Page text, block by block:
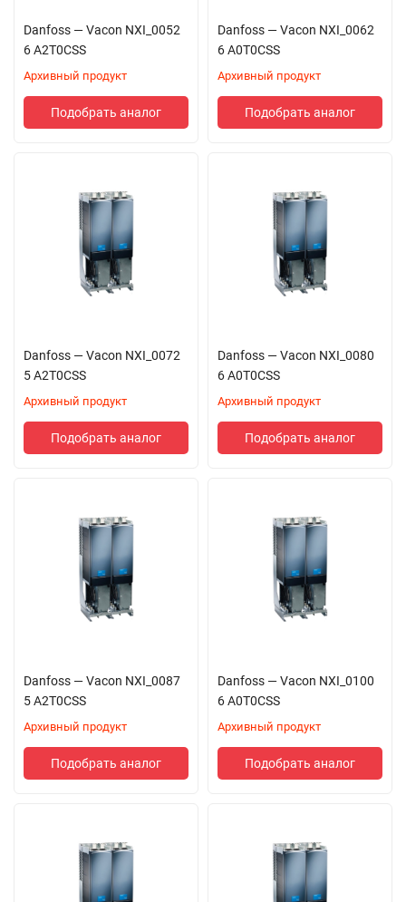
Danfoss — Vacon NXI_0052
6 A2T0CSS
Архивный продукт
Подобрать аналог
Danfoss — Vacon NXI_0062
6 A0T0CSS
Архивный продукт
Подобрать аналог
Danfoss — Vacon NXI_0072
5 A2T0CSS
Архивный продукт
Подобрать аналог
Danfoss — Vacon NXI_0080
6 A0T0CSS
Архивный продукт
Подобрать аналог
Danfoss — Vacon NXI_0087
5 A2T0CSS
Архивный продукт
Подобрать аналог
Danfoss — Vacon NXI_0100
6 A0T0CSS
Архивный продукт
Подобрать аналог